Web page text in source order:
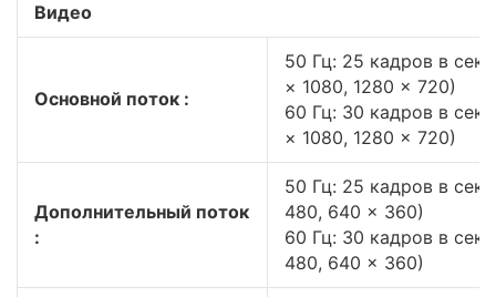
Видео
Основной поток :
50 Гц: 25 кадров в
× 1080, 1280 × 720)
60 Гц: 30 кадров в
× 1080, 1280 × 720)
Дополнительный поток
:
50 Гц: 25 кадров в
480, 640 × 360)
60 Гц: 30 кадров в
480, 640 × 360)